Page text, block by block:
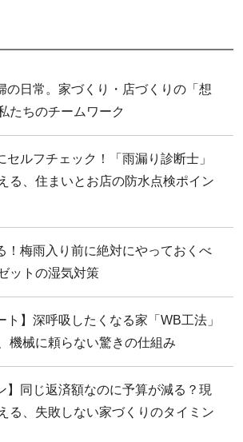
の日常。家づくり・店づくりの「想
たちのチームワーク
セルフチェック！「雨漏り診断士」
る、住まいとお店の防水点検ポイン
！梅雨入り前に絶対にやっておくべ
ットの湿気対策
ト】深呼吸したくなる家「WB工法」
機械に頼らない驚きの仕組み
】同じ返済額なのに予算が減る？現
る、失敗しない家づくりのタイミン